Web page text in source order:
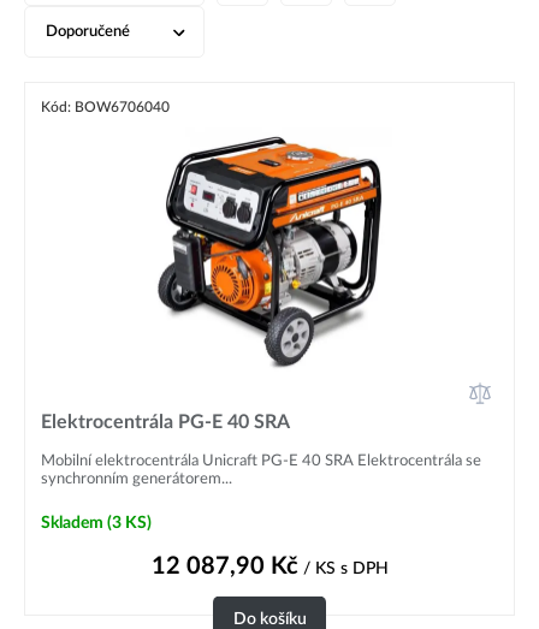
Doporučené
Kód: BOW6706040
Elektrocentrála PG-E 40 SRA
Mobilní elektrocentrála Unicraft PG-E 40 SRA Elektrocentrála se
synchronním generátorem...
Skladem (3 KS)
12 087,90 Kč/ KS s DPH
Do košíku